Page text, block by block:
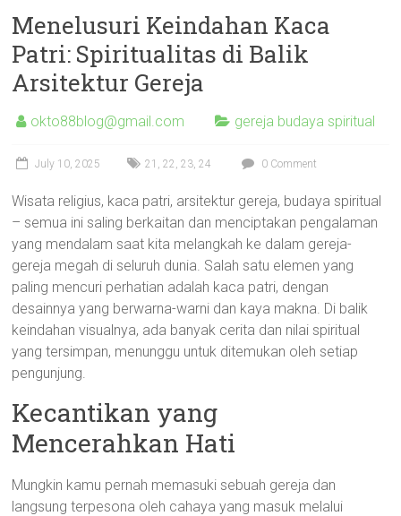
Menelusuri Keindahan Kaca
Patri: Spiritualitas di Balik
Arsitektur Gereja
okto88blog@gmail.com gereja budaya spiritual
July 10, 2025 21 ,22 ,23,24 0 Comment
Wisata religius, kaca patri, arsitektur gereja, budaya spiritual
– semua ini saling berkaitan dan menciptakan pengalaman
yang mendalam saat kita melangkah ke dalam gereja-
gereja megah di seluruh dunia. Salah satu elemen yang
paling mencuri perhatian adalah kaca patri, dengan
desainnya yang berwarna-warni dan kaya makna. Di balik
keindahan visualnya, ada banyak cerita dan nilai spiritual
yang tersimpan, menunggu untuk ditemukan oleh setiap
pengunjung.
Kecantikan yang
Mencerahkan Hati
Mungkin kamu pernah memasuki sebuah gereja dan
langsung terpesona oleh cahaya yang masuk melalui